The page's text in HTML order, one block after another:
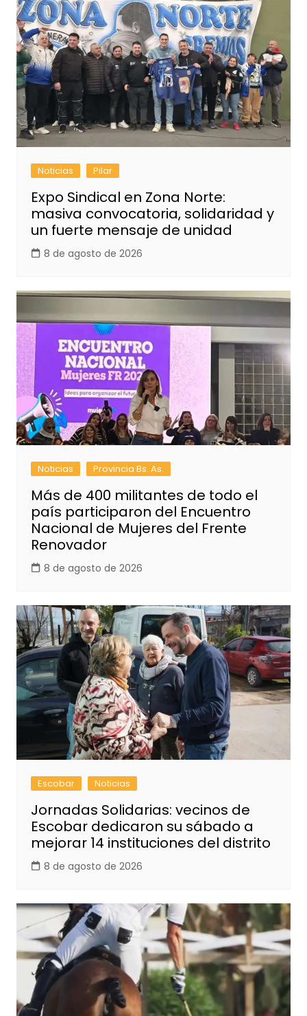
Noticias Pilar
Expo Sindical en Zona Norte:
masiva convocatoria, solidaridad y
un fuerte mensaje de unidad
8 de agosto de 2026
Noticias Provincia Bs. As.
Más de 400 militantes de todo el
país participaron del Encuentro
Nacional de Mujeres del Frente
Renovador
8 de agosto de 2026
Escobar Noticias
Jornadas Solidarias: vecinos de
Escobar dedicaron su sábado a
mejorar 14 instituciones del distrito
8 de agosto de 2026